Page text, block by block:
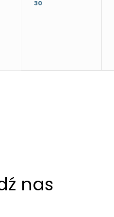
30
nas